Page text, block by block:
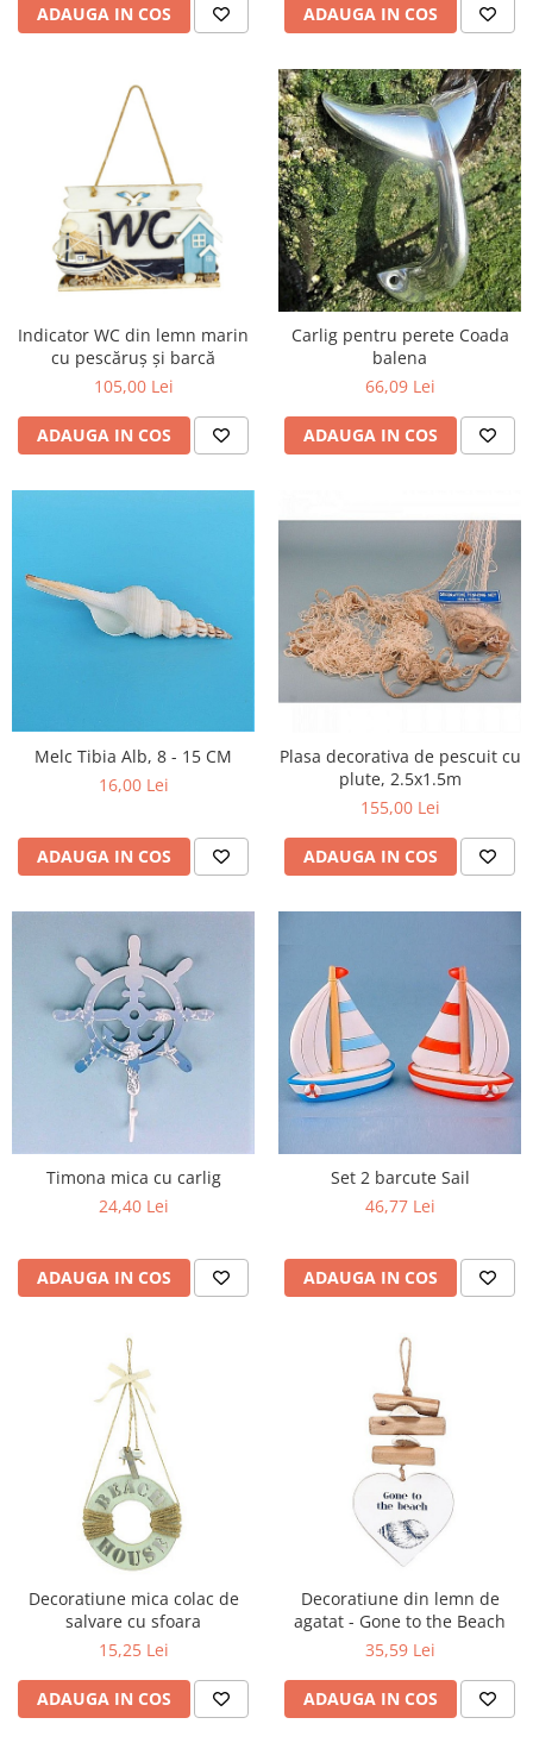
ADAUGA IN COS ADAUGA IN COS
Indicator WC din lemn marin
cu pescăruș și barcă
105,00 Lei
ADAUGA IN COS
Carlig pentru perete Coada
balena
66,09 Lei
ADAUGA IN COS
Melc Tibia Alb, 8 - 15 CM
16,00 Lei
ADAUGA IN COS
Plasa decorativa de pescuit cu
plute, 2.5x1.5m
155,00 Lei
ADAUGA IN COS
Timona mica cu carlig
24,40 Lei
ADAUGA IN COS
Set 2 barcute Sail
46,77 Lei
ADAUGA IN COS
Decoratiune mica colac de
salvare cu sfoara
15,25 Lei
ADAUGA IN COS
Decoratiune din lemn de
agatat - Gone to the Beach
35,59 Lei
ADAUGA IN COS